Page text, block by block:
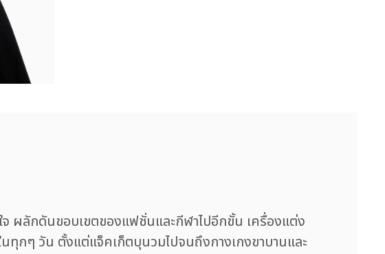
จ ผลักดันขอบเขตของแฟชั่นและกีฬาไปอีกขั้น เครื่องแต่ง
ทุกๆ วัน ตั้งแต่แจ็คเก็ตบุนวมไปจนถึงกางเกงขาบานและ